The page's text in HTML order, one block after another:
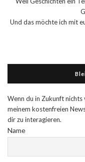
Und das möchte ich mit
Wenn du in Zukunft nichts
meinem kostenfreien
dir zu interagieren.
Name